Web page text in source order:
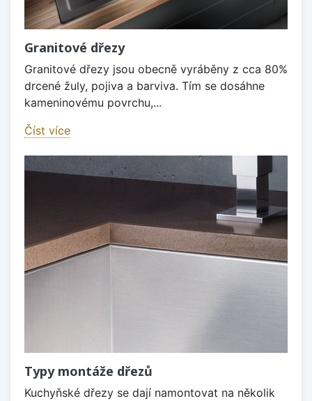
Granitové dřezy
Granitové dřezy jsou obecně vyráběny z cca 80%
drcené žuly, pojiva a barviva. Tím se dosáhne
kameninovému povrchu,...
Číst více
Typy montáže dřezů
Kuchyňské dřezy se dají namontovat na několik